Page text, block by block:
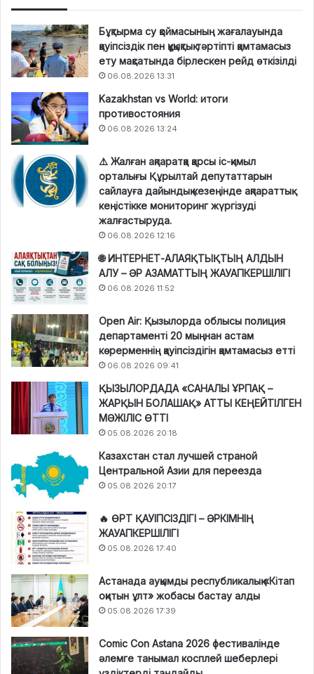
Бұқтырма су қоймасының жағалауында
қауіпсіздік пен құқықтық тәртіпті қамтамасыз
ету мақсатында бірлескен рейд өткізілді
06.08.2026 13:31
Kazakhstan vs World: итоги
противостояния
06.08.2026 13:24
⚠️ Жалған ақпаратқа қарсы іс-қимыл
орталығы Құрылтай депутаттарын
сайлауға дайындық кезеңінде ақпараттық
кеңістікке мониторинг жүргізуді
жалғастыруда.
06.08.2026 12:16
🌐 ИНТЕРНЕТ-АЛАЯҚТЫҚТЫҢ АЛДЫН
АЛУ – ӘР АЗАМАТТЫҢ ЖАУАПКЕРШІЛІГІ
06.08.2026 11:52
Open Air: Қызылорда облысы полиция
департаменті 20 мыңнан астам
көрерменнің қауіпсіздігін қамтамасыз етті
06.08.2026 09:41
ҚЫЗЫЛОРДАДА «САНАЛЫ ҰРПАҚ –
ЖАРҚЫН БОЛАШАҚ» АТТЫ КЕҢЕЙТІЛГЕН
МӘЖІЛІС ӨТТІ
05.08.2026 20:18
Казахстан стал лучшей страной
Центральной Азии для переезда
05.08.2026 20:17
🔥 ӨРТ ҚАУІПСІЗДІГІ – ӘРКІМНІҢ
ЖАУАПКЕРШІЛІГІ
05.08.2026 17:40
Астанада ауқымды республикалық «Кітап
оқитын ұлт» жобасы бастау алды
05.08.2026 17:39
Comic Con Astana 2026 фестивалінде
әлемге танымал косплей шеберлері